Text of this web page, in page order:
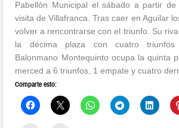
Pabellón Municipal el sábado a partir
visita de Villafranca. Tras caer en Aguilar
volver a rencontrarse con el triunfo. Su
la décima plaza con cuatro
Balonmano Montequinto ocupa la quinta
merced a 6 triunfos, 1 empate y cuatro
Comparte esto: